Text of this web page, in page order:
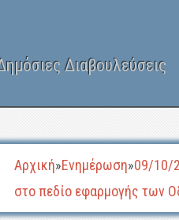
Διαβουλεύσεις
Αρχική»Ενημέρωση»09/10/
στο πεδίο εφαρμογής των